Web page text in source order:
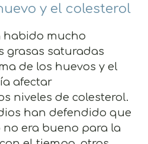
y el colesterol
habido mucho
grasas saturadas
de los huevos y el
afectar
niveles de colesterol.
han defendido que
era bueno para la